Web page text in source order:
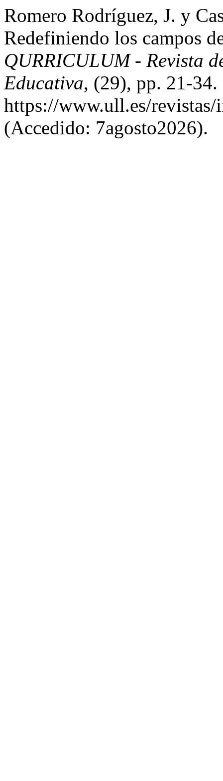
Romero Rodríguez, J. y
Redefiniendo los campos
QURRICULUM - Revista
Educativa, (29), pp. 21-
https://www.ull.es/
(Accedido: 7agosto2026).